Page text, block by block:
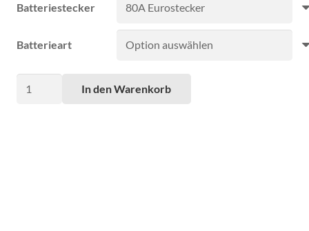
Batteriestecker
Batterieart
In den Warenkorb